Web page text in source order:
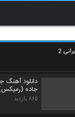
2
دانلود آهنگ
دانلود آهنگ
جاده
۸۶۵ بازدید